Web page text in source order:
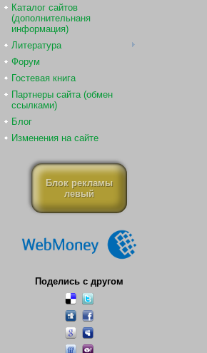
Каталог сайтов
(дополнительнаня
информация)
Литература
Форум
Гостевая книга
Партнеры сайта (обмен
ссылками)
Блог
Изменения на сайте
Блок рекламы
левый
Поделись с другом